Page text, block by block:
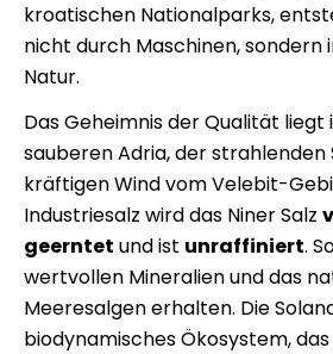
kroatischen Nationalparks,
nicht durch Maschinen, sondern
Natur.
Das Geheimnis der Qualität liegt
sauberen Adria, der strahlenden
kräftigen Wind vom Velebit-
Industriesalz wird das Niner Salz
geerntet und ist unraffiniert.
wertvollen Mineralien und das
Meeresalgen erhalten. Die
biodynamisches Ökosystem,